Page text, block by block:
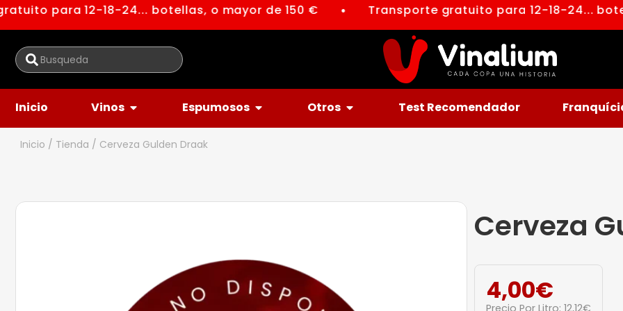
para 12-18-24... botellas, o mayor de 150 € Transporte gratuito para 12-18-24...
Inicio Vinos Espumosos Otros Test Recomendador
Inicio / Tienda / Cerveza Gulden Draak
Cerveza
4,00€
Precio Por Litro: 12,12€